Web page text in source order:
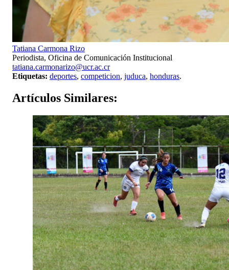
Tatiana Carmona Rizo
Periodista, Oficina de Comunicación Institucional
tatiana.carmonarizo@ucr.ac.cr
Etiquetas: deportes, competicion, juduca, honduras.
Artículos Similares: